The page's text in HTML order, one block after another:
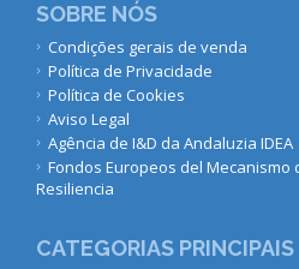
SOBRE NÓS
Condições gerais de venda
Política de Privacidade
Política de Cookies
Aviso Legal
Agência de I&D da Andaluzia IDEA
Fondos Europeos del Mecanismo
Resiliencia
CATEGORIAS PRINCIPAIS